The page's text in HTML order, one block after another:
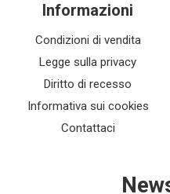
Informazioni
Condizioni di vendita
Legge sulla privacy
Diritto di recesso
Informativa sui cookies
Contattaci